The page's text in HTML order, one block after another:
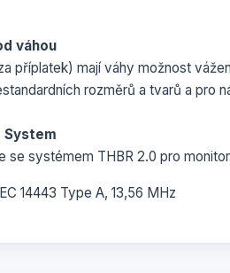
váhou
příplatek) mají váhy možnost
rozměrů a tvarů a pro
System
se systémem THBR 2.0 pro
14443 Type A, 13,56 MHz